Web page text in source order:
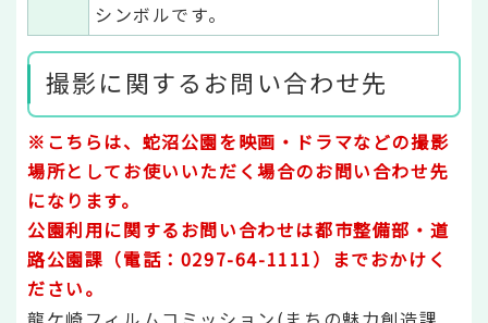
シンボルです。
撮影に関するお問い合わせ先
※こちらは、蛇沼公園を映画・ドラマなどの撮影
場所としてお使いいただく場合のお問い合わせ先
になります。
公園利用に関するお問い合わせは都市整備部・道
路公園課（電話：0297-64-1111）までおかけく
ださい。